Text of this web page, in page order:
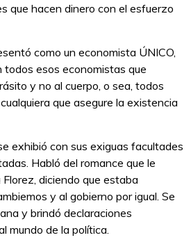
que hacen dinero con el esfuerzo
como un economista ÚNICO,
todos esos economistas que
y no al cuerpo, o sea, todos
que asegure la existencia
exhibió con sus exiguas facultades
Habló del romance que le
diciendo que estaba
y al gobierno por igual. Se
y brindó declaraciones
mundo de la política.